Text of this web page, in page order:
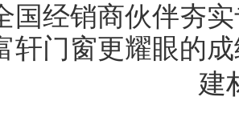
国经销商伙伴夯
轩门窗更耀眼的